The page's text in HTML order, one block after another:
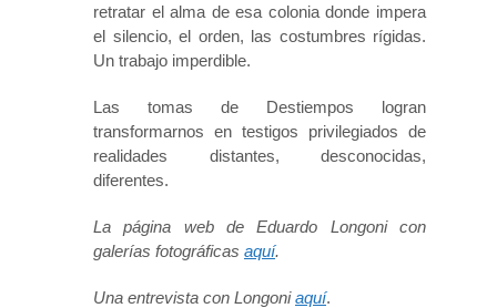
retratar el alma de esa colonia donde impera
el silencio, el orden, las costumbres rígidas.
Un trabajo imperdible.
Las tomas de Destiempos logran
transformarnos en testigos privilegiados de
realidades distantes, desconocidas,
diferentes.
La página web de Eduardo Longoni con
galerías fotográficas aquí.
Una entrevista con Longoniaquí.